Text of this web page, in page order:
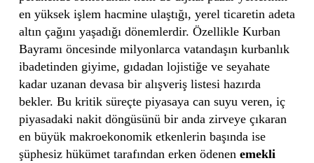
en yüksek işlem hacmine ulaştığı, yerel ticaretin adeta
altın çağını yaşadığı dönemlerdir. Özellikle Kurban
Bayramı öncesinde milyonlarca vatandaşın kurbanlık
ibadetinden giyime, gıdadan lojistiğe ve seyahate
kadar uzanan devasa bir alışveriş listesi hazırda
bekler. Bu kritik süreçte piyasaya can suyu veren, iç
piyasadaki nakit döngüsünü bir anda zirveye çıkaran
en büyük makroekonomik etkenlerin başında ise
şüphesiz hükümet tarafından erken ödenen emekli